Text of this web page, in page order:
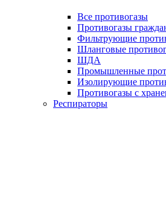
Все противогазы
Противогазы
Фильтрующие
Шланговые
ШДА
Промышленные
Изолирующие
Противогазы с
Респираторы